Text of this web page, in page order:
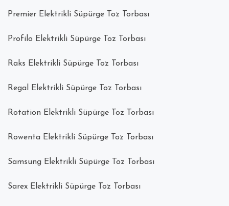
Premier Elektrikli Süpürge Toz Torbası
Profilo Elektrikli Süpürge Toz Torbası
Raks Elektrikli Süpürge Toz Torbası
Regal Elektrikli Süpürge Toz Torbası
Rotation Elektrikli Süpürge Toz Torbası
Rowenta Elektrikli Süpürge Toz Torbası
Samsung Elektrikli Süpürge Toz Torbası
Sarex Elektrikli Süpürge Toz Torbası